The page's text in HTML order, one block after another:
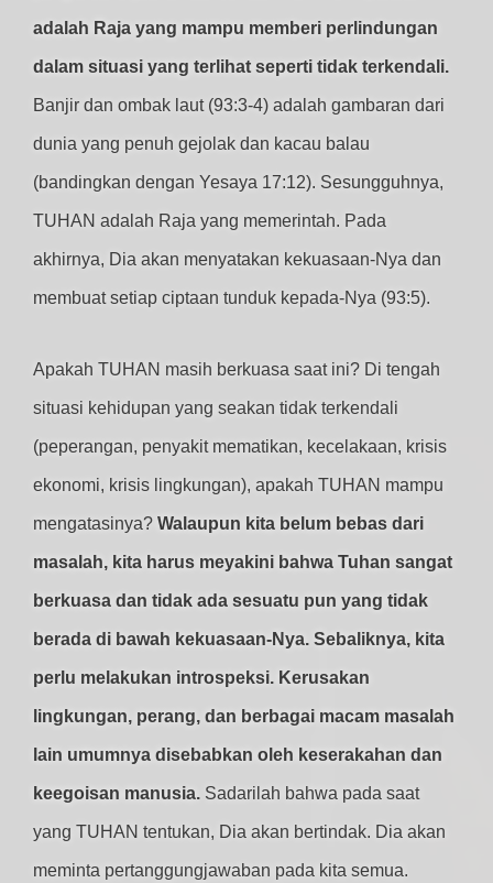
adalah Raja yang mampu memberi perlindungan
dalam situasi yang terlihat seperti tidak terkendali.
Banjir dan ombak laut (93:3-4) adalah gambaran dari
dunia yang penuh gejolak dan kacau balau
(bandingkan dengan Yesaya 17:12). Sesungguhnya,
TUHAN adalah Raja yang memerintah. Pada
akhirnya, Dia akan menyatakan kekuasaan-Nya dan
membuat setiap ciptaan tunduk kepada-Nya (93:5).
Apakah TUHAN masih berkuasa saat ini? Di tengah
situasi kehidupan yang seakan tidak terkendali
(peperangan, penyakit mematikan, kecelakaan, krisis
ekonomi, krisis lingkungan), apakah TUHAN mampu
mengatasinya? Walaupun kita belum bebas dari
masalah, kita harus meyakini bahwa Tuhan sangat
berkuasa dan tidak ada sesuatu pun yang tidak
berada di bawah kekuasaan-Nya. Sebaliknya, kita
perlu melakukan introspeksi. Kerusakan
lingkungan, perang, dan berbagai macam masalah
lain umumnya disebabkan oleh keserakahan dan
keegoisan manusia. Sadarilah bahwa pada saat
yang TUHAN tentukan, Dia akan bertindak. Dia akan
meminta pertanggungjawaban pada kita semua.